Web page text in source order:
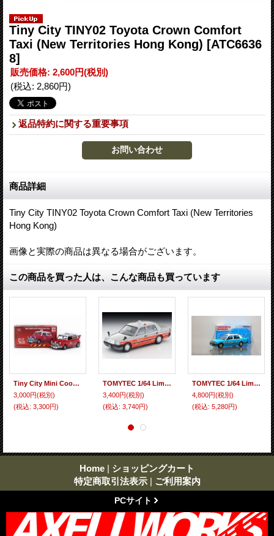
Tiny City TINY02 Toyota Crown Comfort
Taxi (New Territories Hong Kong) [ATC6636
8]
販売価格: 2,600円(税別)
(税込: 2,860円)
返品特約に関する重要事項
商品詳細
Tiny City TINY02 Toyota Crown Comfort Taxi (New Territories
Hong Kong)
画像と実際の商品は異なる場合がございます。
この商品を買った人は、こんな商品も買っています
Tiny City Mini Cooper Hong Kong Taxi with spoiler
3,000円(税別)
(税込: 3,300円)
TOMYTEC 1/64 Limited Vintage NEO Toyota Crown Comfort Taxi (小田急交通)
3,400円(税別)
(税込: 3,740円)
TOMYTEC 1/64 Limited Vintage Hong Kong Taxi Toyota Crown Comfort (Lantau Island) Blue
4,800円(税別)
(税込: 5,280円)
Home | ショッピングカート
特定商取引法表示 | ご利用案内
PCサイト